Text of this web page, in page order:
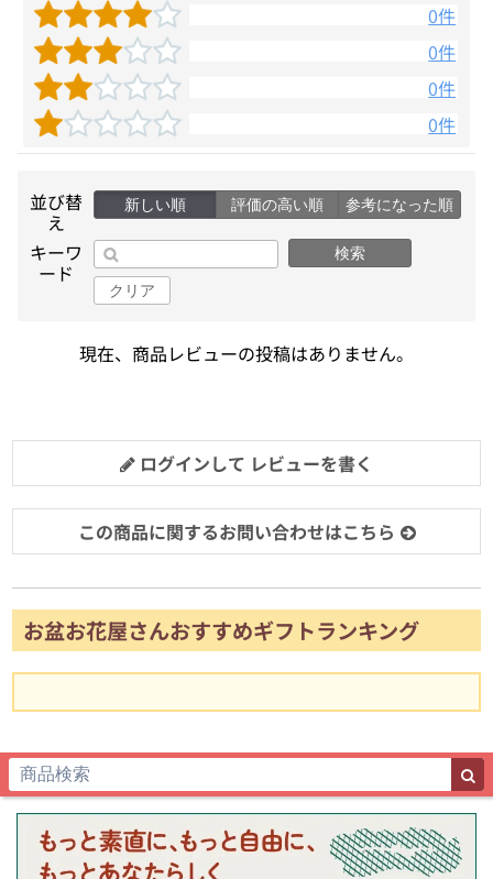
0件
0件
0件
0件
並び替
え
新しい順 評価の高い順 参考になった順
キーワ
ード
検索
クリア
現在、商品レビューの投稿はありません。
ログインして レビューを書く
この商品に関するお問い合わせはこちら
お盆お花屋さんおすすめギフトランキング